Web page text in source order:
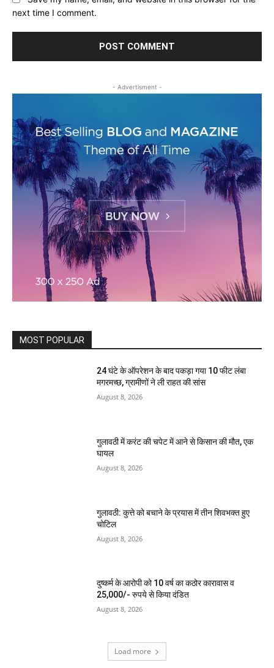
next time I comment.
- Advertisment -
MOST POPULAR
24 घंटे के ऑपरेशन के बाद पकड़ा गया 10 फीट लंबा
मगरमच्छ, ग्रामीणों ने ली राहत की सांस
August 8, 2026
गुलावठी में करंट की चपेट में आने से किसान की मौत, एक
घायल
August 8, 2026
गुलावठी: कुत्ते को बचाने के प्रयास में तीन शिवभक्त हुए
चोटिल
August 8, 2026
दुष्कर्म के आरोपी को 10 वर्ष का कठोर कारावास व
25,000/- रुपये से किया दंडित
August 8, 2026
Load more